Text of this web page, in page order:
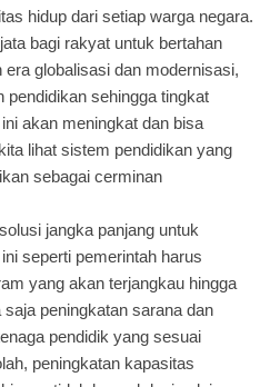
hidup dari setiap warga negara.
bagi rakyat untuk bertahan
globalisasi dan modernisasi,
sehingga tingkat
akan meningkat dan bisa
lihat sistem pendidikan yang
sebagai cerminan
jangka panjang untuk
seperti pemerintah harus
yang akan terjangkau hingga
peningkatan sarana dan
pendidik yang sesuai
peningkatan kapasitas